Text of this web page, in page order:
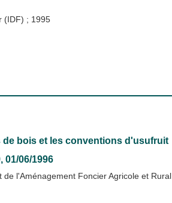
(IDF) ; 1995
de bois et les conventions d'usufruit
01/06/1996
l'Aménagement Foncier Agricole et Rural